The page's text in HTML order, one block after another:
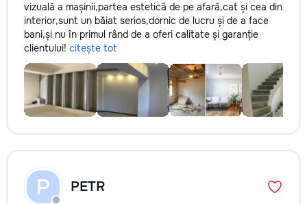
vizuală a mașinii,partea estetică de pe afară,cat și cea din
interior,sunt un băiat serios,dornic de lucru și de a face
bani,și nu în primul rând de a oferi calitate și garanție
clientului! citește tot
P PETR